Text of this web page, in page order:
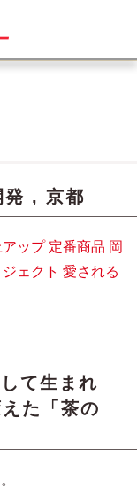
発 , 京都
ップ 定番商品 岡
ェクト 愛される
て生まれ
た「茶の